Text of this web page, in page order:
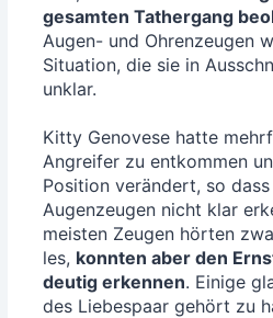
gesam­ten Tat­her­gang
Augen- und Ohren­zeu­gen
Situa­ti­on, die sie in
unklar.
Kit­ty Geno­ve­se hat­te
Angrei­fer zu ent­kom­men
Posi­ti­on ver­än­dert, so
Augen­zeu­gen nicht klar
meis­ten Zeu­gen hör­ten
les, konn­ten aber den
deu­tig erken­nen. Eini­ge
des Lie­bes­paar gehört zu